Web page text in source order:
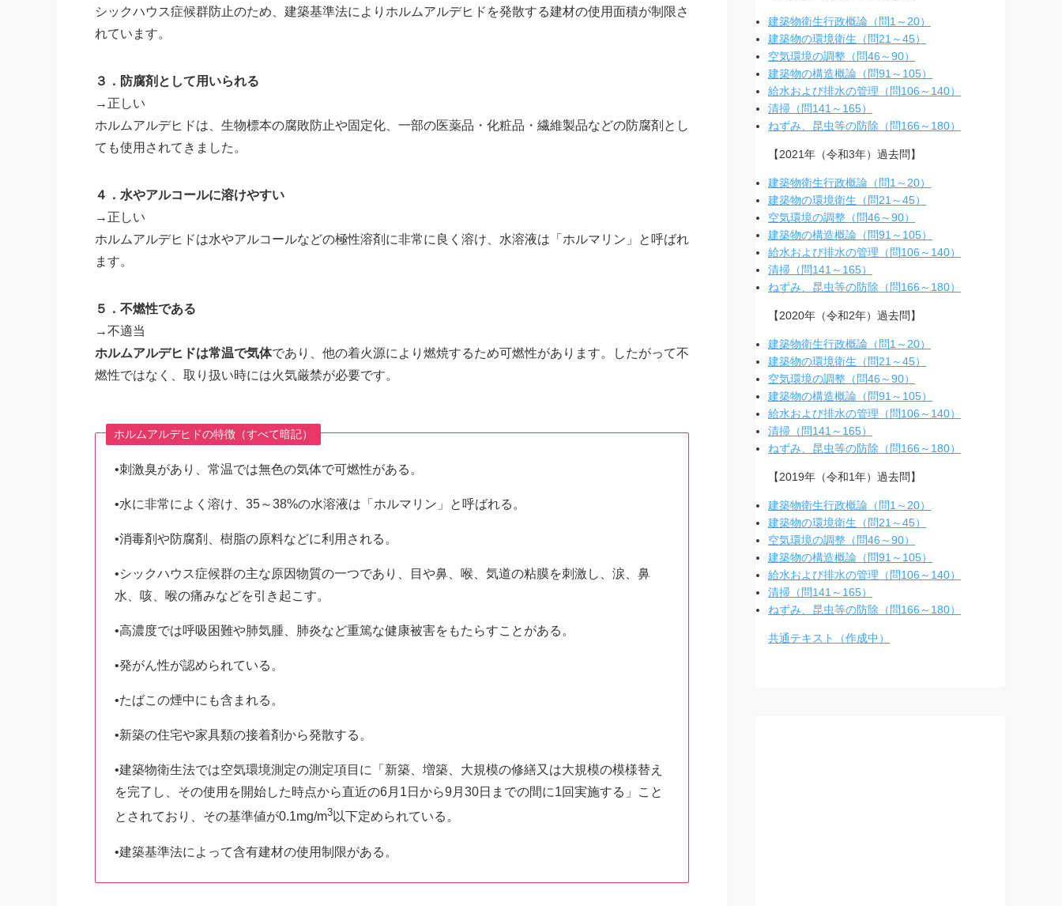
シックハウス症候群防止のため、建築基準法によりホルムアルデヒドを発散する建材の使用面積が制限さ
れています。
３．防腐剤として用いられる
→正しい
ホルムアルデヒドは、生物標本の腐敗防止や固定化、一部の医薬品・化粧品・繊維製品などの防腐剤とし
ても使用されてきました。
４．水やアルコールに溶けやすい
→正しい
ホルムアルデヒドは水やアルコールなどの極性溶剤に非常に良く溶け、水溶液は「ホルマリン」と呼ばれ
ます。
５．不燃性である
→不適当
ホルムアルデヒドは常温で気体であり、他の着火源により燃焼するため可燃性があります。したがって不
燃性ではなく、取り扱い時には火気厳禁が必要です。
ホルムアルデヒドの特徴（すべて暗記）
•刺激臭があり、常温では無色の気体で可燃性がある。
•水に非常によく溶け、35～38%の水溶液は「ホルマリン」と呼ばれる。
•消毒剤や防腐剤、樹脂の原料などに利用される。
•シックハウス症候群の主な原因物質の一つであり、目や鼻、喉、気道の粘膜を刺激し、涙、鼻
水、咳、喉の痛みなどを引き起こす。
•高濃度では呼吸困難や肺気腫、肺炎など重篤な健康被害をもたらすことがある。
•発がん性が認められている。
•たばこの煙中にも含まれる。
•新築の住宅や家具類の接着剤から発散する。
•建築物衛生法では空気環境測定の測定項目に「新築、増築、大規模の修繕又は大規模の模様替え
を完了し、その使用を開始した時点から直近の6月1日から9月30日までの間に1回実施する」こと
とされており、その基準値が0.1mg/m3以下定められている。
•建築基準法によって含有建材の使用制限がある。
建築物衛生行政概論（問1～20）
建築物の環境衛生（問21～45）
空気環境の調整（問46～90）
建築物の構造概論（問91～105）
給水および排水の管理（問106～140）
清掃（問141～165）
ねずみ、昆虫等の防除（問166～180）
【2021年（令和3年）過去問】
建築物衛生行政概論（問1～20）
建築物の環境衛生（問21～45）
空気環境の調整（問46～90）
建築物の構造概論（問91～105）
給水および排水の管理（問106～140）
清掃（問141～165）
ねずみ、昆虫等の防除（問166～180）
【2020年（令和2年）過去問】
建築物衛生行政概論（問1～20）
建築物の環境衛生（問21～45）
空気環境の調整（問46～90）
建築物の構造概論（問91～105）
給水および排水の管理（問106～140）
清掃（問141～165）
ねずみ、昆虫等の防除（問166～180）
【2019年（令和1年）過去問】
建築物衛生行政概論（問1～20）
建築物の環境衛生（問21～45）
空気環境の調整（問46～90）
建築物の構造概論（問91～105）
給水および排水の管理（問106～140）
清掃（問141～165）
ねずみ、昆虫等の防除（問166～180）
共通テキスト（作成中）